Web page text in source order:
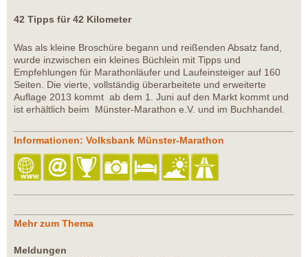
42 Tipps für 42 Kilometer
Was als kleine Broschüre begann und reißenden Absatz fand,
wurde inzwischen ein kleines Büchlein mit Tipps und
Empfehlungen für Marathonläufer und Laufeinsteiger auf 160
Seiten. Die vierte, vollständig überarbeitete und erweiterte
Auflage 2013 kommt ab dem 1. Juni auf den Markt kommt und
ist erhältlich beim Münster-Marathon e.V. und im Buchhandel.
Informationen: Volksbank Münster-Marathon
Mehr zum Thema
Meldungen